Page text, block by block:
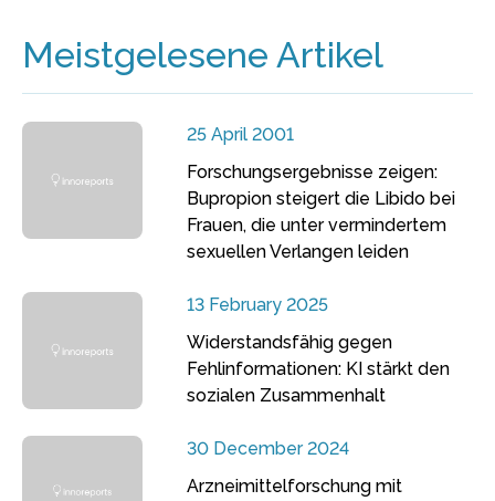
Meistgelesene Artikel
25 April 2001
Forschungsergebnisse zeigen:
Bupropion steigert die Libido bei
Frauen, die unter vermindertem
sexuellen Verlangen leiden
13 February 2025
Widerstandsfähig gegen
Fehlinformationen: KI stärkt den
sozialen Zusammenhalt
30 December 2024
Arzneimittelforschung mit